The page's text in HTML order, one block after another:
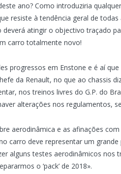
ano? Como introduziria
resiste à tendência geral de
atingir o objectivo traçado
carro totalmente novo!
progressos em Enstone e é aí
da Renault, no que ao chassis
nos treinos livres do G.P. do
alterações nos regulamentos,
aerodinâmica e as afinações
carro deve representar um
alguns testes aerodinâmicos nos
o ‘pack’ de 2018».